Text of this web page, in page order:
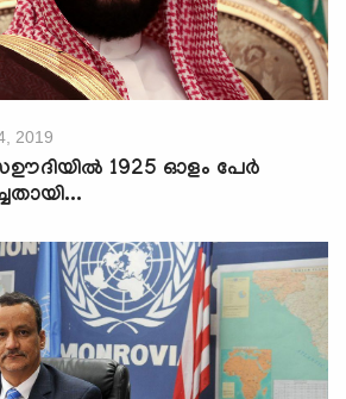
2019
1925 ഓളം പേര്‍